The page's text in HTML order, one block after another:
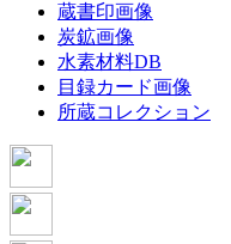
蔵書印画像
炭鉱画像
水素材料DB
目録カード画像
所蔵コレクション